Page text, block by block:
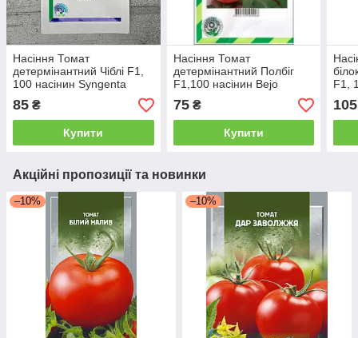
Насіння Томат
детермінантний Чіблі F1,
100 насінин Syngenta
85 ₴
Купити
Насіння Томат
детермінантний Полбіг
F1,100 насінин Bejo
75₴
Купити
F1,
105
Акційні пропозиції та новинки
–10% –10%